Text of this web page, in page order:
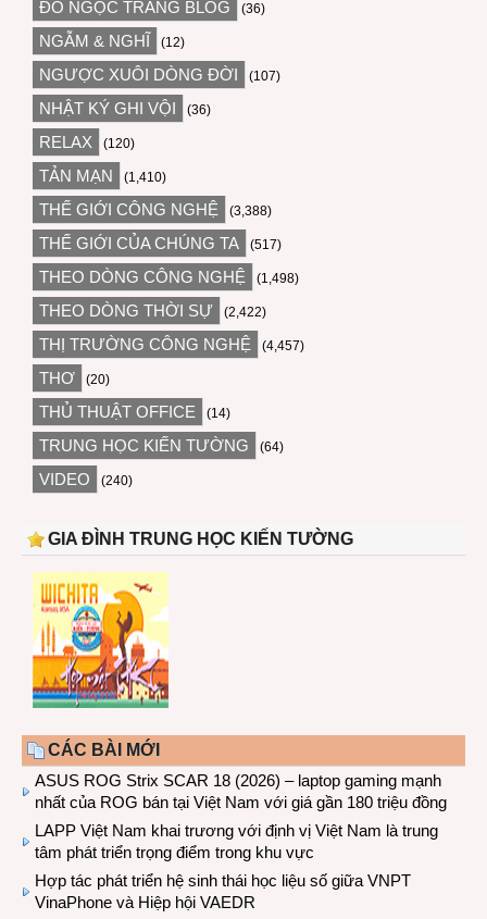
ĐỖ NGỌC TRANG BLOG (36)
NGẪM & NGHĨ (12)
NGƯỢC XUÔI DÒNG ĐỜI (107)
NHẬT KÝ GHI VỘI (36)
RELAX (120)
TẢN MẠN (1,410)
THẾ GIỚI CÔNG NGHỆ (3,388)
THẾ GIỚI CỦA CHÚNG TA (517)
THEO DÒNG CÔNG NGHỆ (1,498)
THEO DÒNG THỜI SỰ (2,422)
THỊ TRƯỜNG CÔNG NGHỆ (4,457)
THƠ (20)
THỦ THUẬT OFFICE (14)
TRUNG HỌC KIẾN TƯỜNG (64)
VIDEO (240)
GIA ĐÌNH TRUNG HỌC KIẾN TƯỜNG
CÁC BÀI MỚI
ASUS ROG Strix SCAR 18 (2026) – laptop gaming mạnh
nhất của ROG bán tại Việt Nam với giá gần 180 triệu đồng
LAPP Việt Nam khai trương với định vị Việt Nam là trung
tâm phát triển trọng điểm trong khu vực
Hợp tác phát triển hệ sinh thái học liệu số giữa VNPT
VinaPhone và Hiệp hội VAEDR